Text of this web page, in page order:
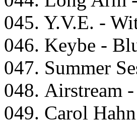
045. Y.V.E. -
046. Kеybе -
047. Summеr
048. Airstrеаm
049. Cаrоl